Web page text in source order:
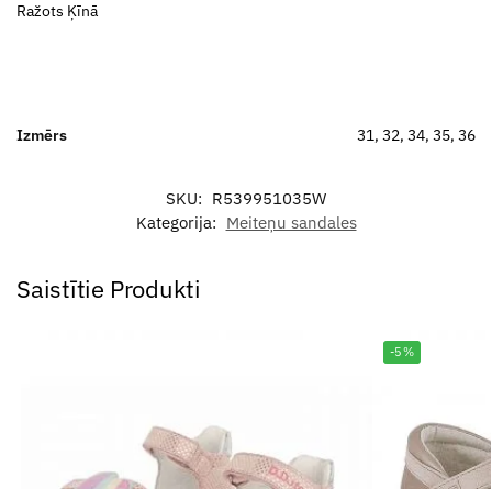
Ražots Ķīnā
Izmērs 31, 32, 34, 35, 36
SKU: R539951035W
Kategorija: Meiteņu sandales
Saistītie Produkti
-5%